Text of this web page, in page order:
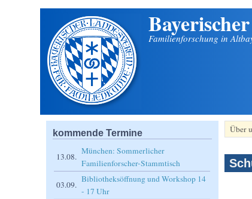
Familienforschung in
Über
kommende Termine
13.08.
München: Sommerlicher
Familienforscher-Stammtisch
03.09.
Bibliotheksöffnung und Workshop 14
- 17 Uhr